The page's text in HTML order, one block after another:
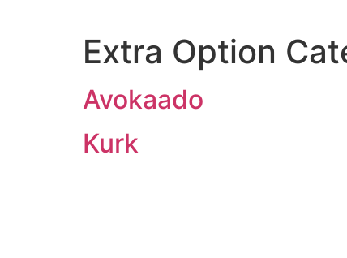
Extra Option
Avokaado
Kurk